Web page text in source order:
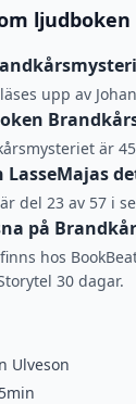
ljudboken
upp av
är
LasseMajas
del 23 av 57 i
på
hos
30 dagar.
Ulveson